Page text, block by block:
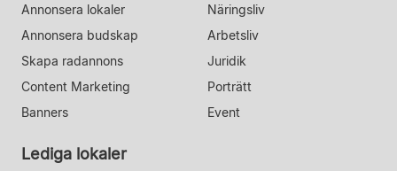
Annonsera lokaler
Annonsera budskap
Skapa radannons
Content Marketing
Banners
Näringsliv
Arbetsliv
Juridik
Porträtt
Event
Lediga lokaler